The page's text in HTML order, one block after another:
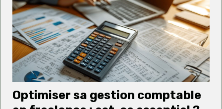
Optimiser sa gestion comptable